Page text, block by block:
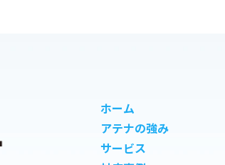
ホーム
アテナの強み
サービス